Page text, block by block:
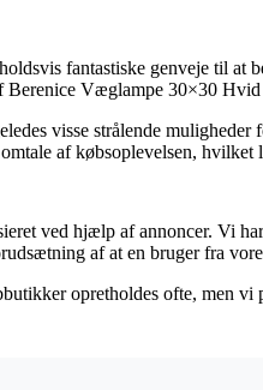
fantastiske genveje til at
Berenice Væglampe 30×30
visse strålende
af købsoplevelsen, hvilket
ved hjælp af annoncer. Vi
af at en bruger fra
opretholdes ofte, men vi